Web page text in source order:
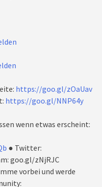
https://goo.gl/zOaUav
https://goo.gl/NNP64y
wenn etwas erscheint:
● Twitter:
goo.gl/zNjRJC
vorbei und werde